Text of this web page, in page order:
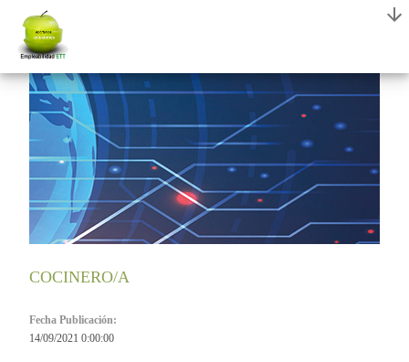
COCINERO/A
Fecha Publicación:
14/09/2021 0:00:00